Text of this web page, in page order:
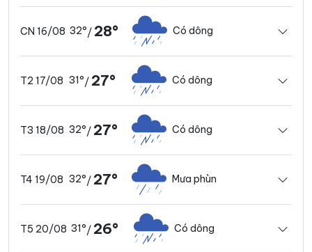
CN 16/08 32°/ 28° Có dông
T2 17/08 31°/ 27° Có dông
T3 18/08 32°/ 27° Có dông
T4 19/08 32°/ 27° Mưa phùn
T5 20/08 31°/ 26° Có dông